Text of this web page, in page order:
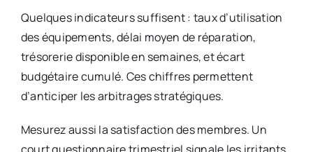
Quelques indicateurs suffisent : taux d’utilisation
des équipements, délai moyen de réparation,
trésorerie disponible en semaines, et écart
budgétaire cumulé. Ces chiffres permettent
d’anticiper les arbitrages stratégiques.
Mesurez aussi la satisfaction des membres. Un